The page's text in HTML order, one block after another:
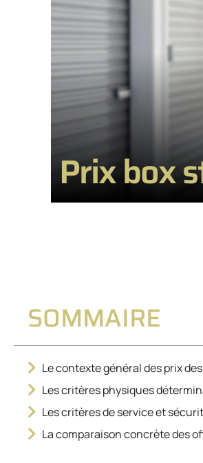
Prix box
SOMMAIRE
Le contexte général des prix
Les critères physiques
Les critères de service et
La comparaison concrète des